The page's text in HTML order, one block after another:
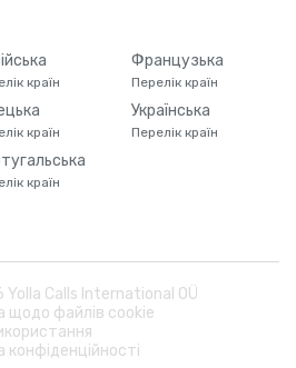
країн
Французька
Перелік країн
країн
Українська
Перелік країн
країн
Yolla Calls International OÜ
щодо файлів cookie
конфіденційності